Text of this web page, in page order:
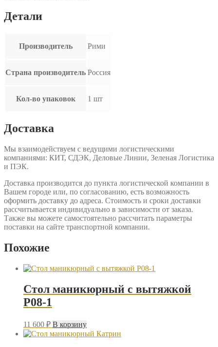
Детали
Производитель Рими
Страна производитель Россия
Кол-во упаковок 1 шт
Доставка
Мы взаимодействуем с ведущими логистическими
компаниями: КИТ, СДЭК, Деловые Линии, Зеленая Логистика
и ПЭК.
Доставка производится до пункта логистической компании в
Вашем городе или, по согласованию, есть возможность
оформить доставку до адреса. Стоимость и сроки доставки
рассчитывается индивидуально в зависимости от заказа.
Также вы можете самостоятельно рассчитать параметры
поставки на сайте транспортной компании.
Похожие
Стол маникюрный с вытяжкой
P08-1
11 600 ₽ В корзину